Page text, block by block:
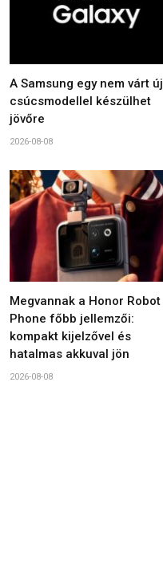
A Samsung egy nem várt új
csúcsmodellel készülhet
jövőre
2026-08-08
Megvannak a Honor Robot
Phone főbb jellemzői:
kompakt kijelzővel és
hatalmas akkuval jön
2026-08-08